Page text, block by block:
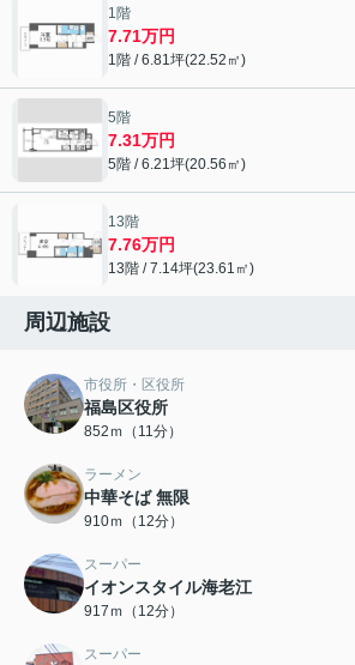
1階
7.71万円
1階 / 6.81坪(22.52㎡)
5階
7.31万円
5階 / 6.21坪(20.56㎡)
13階
7.76万円
13階 / 7.14坪(23.61㎡)
周辺施設
市役所・区役所
福島区役所
852ｍ（11分）
ラーメン
中華そば 無限
910ｍ（12分）
スーパー
イオンスタイル海老江
917ｍ（12分）
スーパー